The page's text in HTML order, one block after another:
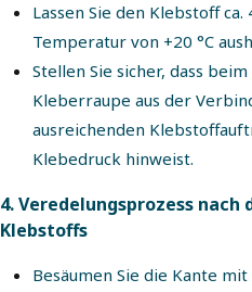
Lassen Sie den Klebstoff
Temperatur von +20 °C
Stellen Sie sicher, dass
Kleberraupe aus der
ausreichenden
Klebedruck hinweist.
4. Veredelungsprozess nach
Klebstoffs
Besäumen Sie die Kante